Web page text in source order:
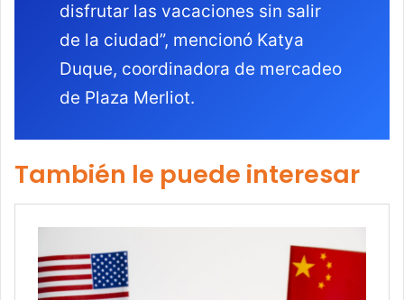
disfrutar las vacaciones sin salir
de la ciudad”, mencionó Katya
Duque, coordinadora de mercadeo
de Plaza Merliot.
También le puede interesar